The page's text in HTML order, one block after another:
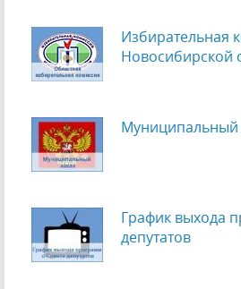
Избирательная
Новосибирской
Муниципальный
График выхода
депутатов